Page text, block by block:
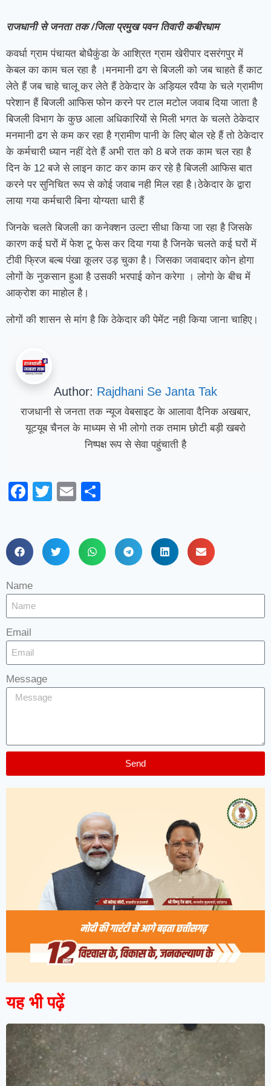
राजधानी से जनता तक /जिला प्रमुख पवन तिवारी कबीरधाम
कवर्धा ग्राम पंचायत बोधैकुंडा के आश्रित ग्राम खेरीपार दसरंगपुर में
केबल का काम चल रहा है ।मनमानी ढग से बिजली को जब चाहते हैं काट
लेते हैं जब चाहे चालू कर लेते हैं ठेकेदार के अड़ियल रवैया के चले ग्रामीण
परेशान हैं बिजली आफिस फोन करने पर टाल मटोल जवाब दिया जाता है
बिजली विभाग के कुछ आला अधिकारियों से मिली भगत के चलते ठेकेदार
मनमानी ढग से कम कर रहा है ग्रामीण पानी के लिए बोल रहे हैं तो ठेकेदार
के कर्मचारी ध्यान नहीं देते हैं अभी रात को 8 बजे तक काम चल रहा है
दिन के 12 बजे से लाइन काट कर काम कर रहे है बिजली आफिस बात
करने पर सुनिचित रूप से कोई जवाब नही मिल रहा है।ठेकेदार के द्वारा
लाया गया कर्मचारी बिना योग्यता धारी हैं
जिनके चलते बिजली का कनेक्शन उल्टा सीधा किया जा रहा है जिसके
कारण कई घरों में फेश टू फेस कर दिया गया है जिनके चलते कई घरों में
टीवी फ्रिज बल्ब पंखा कूलर उड़ चुका है। जिसका जवाबदार कोन होगा
लोगों के नुकसान हुआ है उसकी भरपाई कोन करेगा । लोगो के बीच में
आक्रोश का माहोल है।
लोगों की शासन से मांग है कि ठेकेदार की पेमेंट नही किया जाना चाहिए।
Author: Rajdhani Se Janta Tak
राजधानी से जनता तक न्यूज वेबसाइट के आलावा दैनिक अखबार,
यूटयूब चैनल के माध्यम से भी लोगो तक तमाम छोटी बड़ी खबरो
निष्पक्ष रूप से सेवा पहुंचाती है
Facebook
TwitterEmail
Name
Email
Message
Send
यह भी पढ़ें